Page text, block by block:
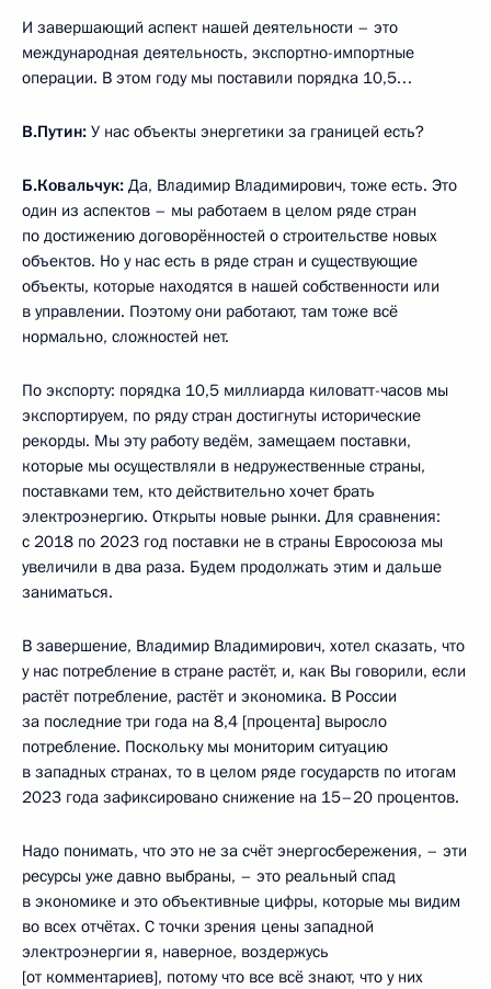
И завершающий аспект нашей деятельности – это
международная деятельность, экспортно-импортные
операции. В этом году мы поставили порядка 10,5…
В.Путин: У нас объекты энергетики за границей есть?
Б.Ковальчук: Да, Владимир Владимирович, тоже есть. Это
один из аспектов – мы работаем в целом ряде стран
по достижению договорённостей о строительстве новых
объектов. Но у нас есть в ряде стран и существующие
объекты, которые находятся в нашей собственности или
в управлении. Поэтому они работают, там тоже всё
нормально, сложностей нет.
По экспорту: порядка 10,5 миллиарда киловатт-часов мы
экспортируем, по ряду стран достигнуты исторические
рекорды. Мы эту работу ведём, замещаем поставки,
которые мы осуществляли в недружественные страны,
поставками тем, кто действительно хочет брать
электроэнергию. Открыты новые рынки. Для сравнения:
с 2018 по 2023 год поставки не в страны Евросоюза мы
увеличили в два раза. Будем продолжать этим и дальше
заниматься.
В завершение, Владимир Владимирович, хотел сказать, что
у нас потребление в стране растёт, и, как Вы говорили, если
растёт потребление, растёт и экономика. В России
за последние три года на 8,4 [процента] выросло
потребление. Поскольку мы мониторим ситуацию
в западных странах, то в целом ряде государств по итогам
2023 года зафиксировано снижение на 15–20 процентов.
Надо понимать, что это не за счёт энергосбережения, – эти
ресурсы уже давно выбраны, – это реальный спад
в экономике и это объективные цифры, которые мы видим
во всех отчётах. С точки зрения цены западной
электроэнергии я, наверное, воздержусь
[от комментариев], потому что все всё знают, что у них